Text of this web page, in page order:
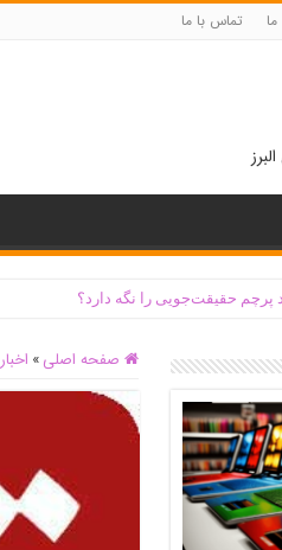
ما تماس با ما
پرچم حقیقت‌جویی را نگه دارد؟
صفحه اصلی » اخبار